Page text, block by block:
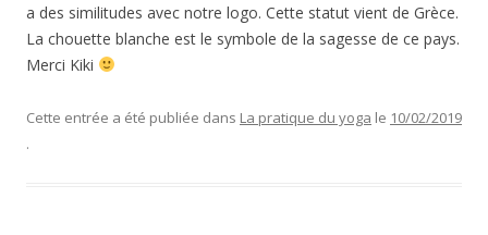
a des similitudes avec notre logo. Cette statut vient de Grèce.
La chouette blanche est le symbole de la sagesse de ce pays.
Merci Kiki
Cette entrée a été publiée dans La pratique du yoga le 10/02/2019
.